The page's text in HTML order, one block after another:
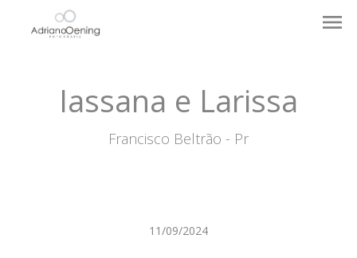
menu
Iassana e Larissa
Francisco Beltrão - Pr
11/09/2024